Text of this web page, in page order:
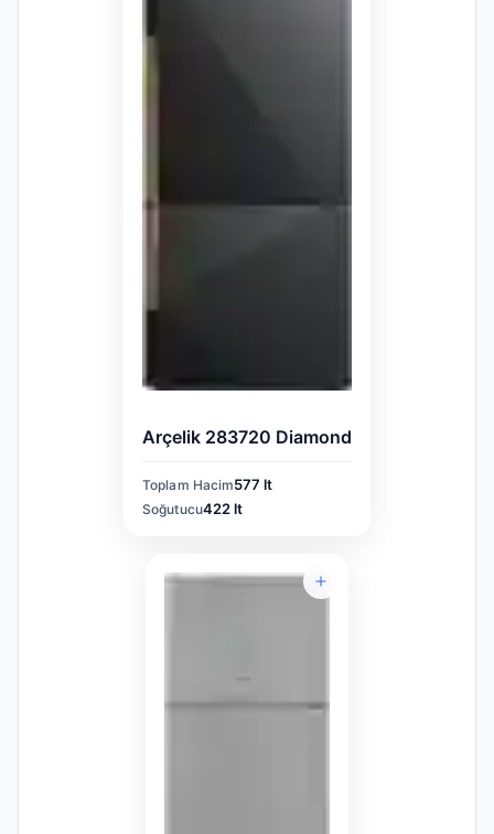
Arçelik 283720 Diamond
Toplam Hacim577 lt
Soğutucu422 lt